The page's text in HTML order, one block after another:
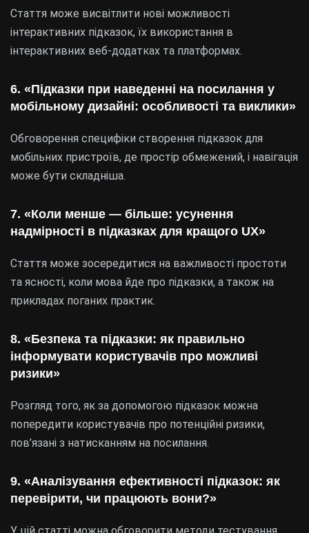
Стаття може висвітлити нові можливості
інтерактивних підказок, їх використання в
інтерактивних веб-додатках та платформах.
6. «Підказки при наведенні на посилання у
мобільному дизайні: особливості та виклики»
Обговорення специфіки створення підказок для
мобільних пристроїв, де простір обмежений, і навігація
може бути складніша.
7. «Коли менше — більше: усунення
надмірності в підказках для кращого UX»
Стаття може зосередитися на важливості простоти
та ясності, коли мова йде про підказки, а також на
прикладах поганих практик.
8. «Безпека та підказки: як правильно
інформувати користувачів про можливі
ризики»
Розгляд того, як за допомогою підказок можна
попередити користувачів про потенційні ризики,
пов’язані з натисканням на посилання.
9. «Аналізування ефективності підказок: як
перевірити, чи працюють вони?»